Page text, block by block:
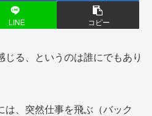
LINE コピー
る、というのは誰にでもあり
、突然仕事を飛ぶ（バック